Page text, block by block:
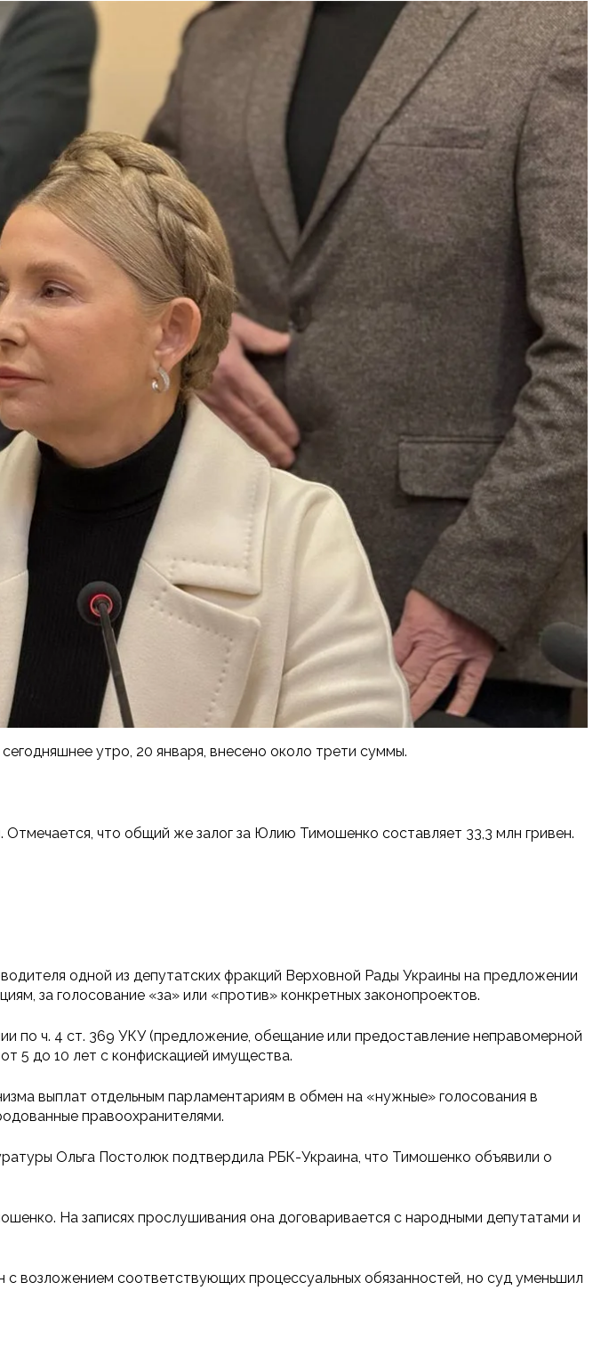
утро, 20 января, внесено около трети суммы.
что общий же залог за Юлию Тимошенко составляет 33,3 млн гривен.
одной из депутатских фракций Верховной Рады Украины на предложении
за голосование «за» или «против» конкретных законопроектов.
по ч. 4 ст. 369 УКУ (предложение, обещание или предоставление неправомерной
5 до 10 лет с конфискацией имущества.
выплат отдельным парламентариям в обмен на «нужные» голосования в
правоохранителями.
Ольга Постолюк подтвердила РБК-Украина, что Тимошенко объявили о
На записях прослушивания она договаривается с народными депутатами и
возложением соответствующих процессуальных обязанностей, но суд уменьшил